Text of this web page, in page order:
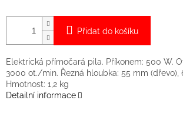
Přidat do košíku
Elektrická přímočará pila. Příkonem: 500 W.
3000 ot./min. Řezná hloubka: 55 mm (dřevo),
Hmotnost: 1,2 kg
Detailní informace